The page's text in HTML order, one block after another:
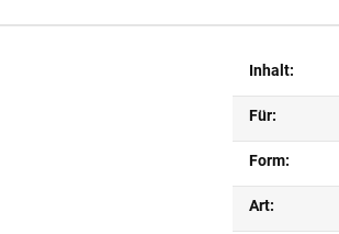
Inhalt:
Für:
Form:
Art: